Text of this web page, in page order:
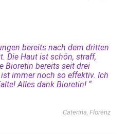
bereits nach dem dritten
Die Haut ist schön, straff,
Bioretin bereits seit drei
immer noch so effektiv. Ich
Alles dank Bioretin! “
Caterina, Florenz